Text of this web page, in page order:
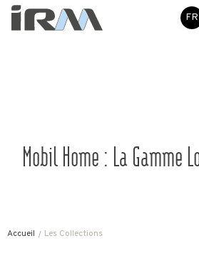
FR
Mobil Home : La Gamme
Accueil Les Collections